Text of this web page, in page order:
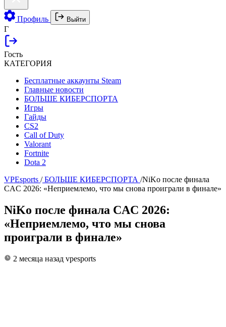
Профиль Выйти
Г
Гость
КАТЕГОРИЯ
Бесплатные аккаунты Steam
Главные новости
БОЛЬШЕ КИБЕРСПОРТА
Игры
Гайды
CS2
Call of Duty
Valorant
Fortnite
Dota 2
VPEsports / БОЛЬШЕ КИБЕРСПОРТА /NiKo после финала
CAC 2026: «Неприемлемо, что мы снова проиграли в финале»
NiKo после финала CAC 2026:
«Неприемлемо, что мы снова
проиграли в финале»
2 месяца назад vpesports